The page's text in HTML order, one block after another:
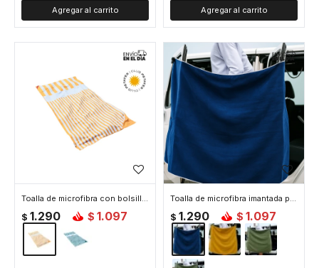
Toalla de microfibra con bolsillos Club Petates - Amarillo
$ 1.290 $ 1.097
Toalla de microfibra imantada para playa o picnic - Azul
$ 1.290 $ 1.097